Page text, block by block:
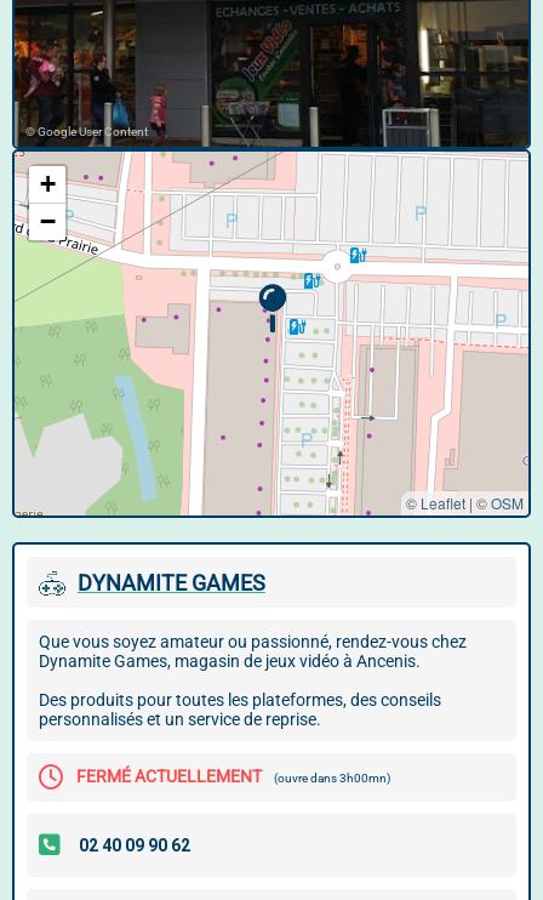
© Google User Content
+
−
© Leaflet | ©OSM
DYNAMITE GAMES
Que vous soyez amateur ou passionné, rendez-vous chez
Dynamite Games, magasin de jeux vidéo à Ancenis.
Des produits pour toutes les plateformes, des conseils
personnalisés et un service de reprise.
FERMÉ ACTUELLEMENT (ouvre dans 3h00mn)